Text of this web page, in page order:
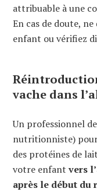
attribuable à une
En cas de doute,
enfant ou vérifiez
vache dans
Un professionnel
nutritionniste)
des protéines de
votre enfant vers
après le début du